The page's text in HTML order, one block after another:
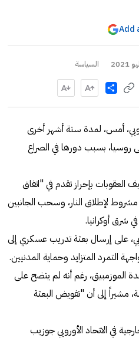
Add
السياسة
Share
أمس، لمدة ستة أشهر أخرى
روسيا، بسبب دورها في الصراع
العقوبات بإحراز تقدم في "اتفاق
لإطلاق النار، وسحب الجانبين
شرق أوكرانيا.
على إرسال بعثة تدريب عسكري إلى
التمرد المتزايد وحماية المدنيين.
الموزمبيق، رغم أنه لم يتضح على
مشيراً إلى أن "تفويض البعثة
في الاتحاد الأوروبي جوزيب